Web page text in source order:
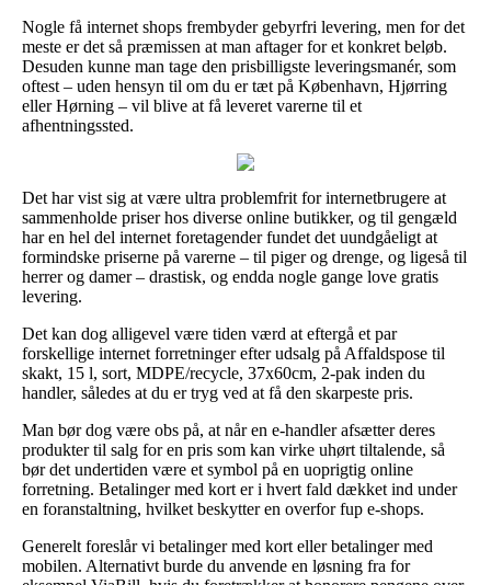
Nogle få internet shops frembyder gebyrfri levering, men for det
meste er det så præmissen at man aftager for et konkret beløb.
Desuden kunne man tage den prisbilligste leveringsmanér, som
oftest – uden hensyn til om du er tæt på København, Hjørring
eller Hørning – vil blive at få leveret varerne til et
afhentningssted.
Det har vist sig at være ultra problemfrit for internetbrugere at
sammenholde priser hos diverse online butikker, og til gengæld
har en hel del internet foretagender fundet det uundgåeligt at
formindske priserne på varerne – til piger og drenge, og ligeså til
herrer og damer – drastisk, og endda nogle gange love gratis
levering.
Det kan dog alligevel være tiden værd at eftergå et par
forskellige internet forretninger efter udsalg på Affaldspose til
skakt, 15 l, sort, MDPE/recycle, 37x60cm, 2-pak inden du
handler, således at du er tryg ved at få den skarpeste pris.
Man bør dog være obs på, at når en e-handler afsætter deres
produkter til salg for en pris som kan virke uhørt tiltalende, så
bør det undertiden være et symbol på en uoprigtig online
forretning. Betalinger med kort er i hvert fald dækket ind under
en foranstaltning, hvilket beskytter en overfor fup e-shops.
Generelt foreslår vi betalinger med kort eller betalinger med
mobilen. Alternativt burde du anvende en løsning fra for